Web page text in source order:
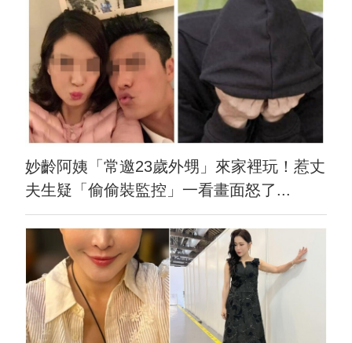
妙齡阿姨「常邀23歲外甥」來家裡玩！惹丈
夫生疑「偷偷裝監控」一看畫面怒了...